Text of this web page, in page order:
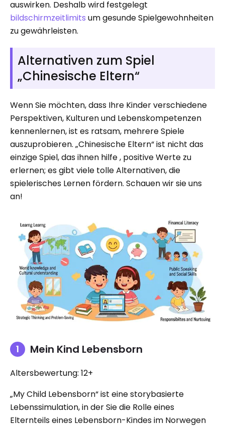
auswirken. Deshalb wird festgelegt
bildschirmzeitlimits um gesunde Spielgewohnheiten
zu gewährleisten.
Alternativen zum Spiel
„Chinesische Eltern“
Wenn Sie möchten, dass Ihre Kinder verschiedene
Perspektiven, Kulturen und Lebenskompetenzen
kennenlernen, ist es ratsam, mehrere Spiele
auszuprobieren. „Chinesische Eltern“ ist nicht das
einzige Spiel, das ihnen hilfe , positive Werte zu
erlernen; es gibt viele tolle Alternativen, die
spielerisches Lernen fördern. Schauen wir sie uns
an!
Mein Kind Lebensborn
Altersbewertung: 12+
„My Child Lebensborn“ ist eine storybasierte
Lebenssimulation, in der Sie die Rolle eines
Elternteils eines Lebensborn-Kindes im Norwegen